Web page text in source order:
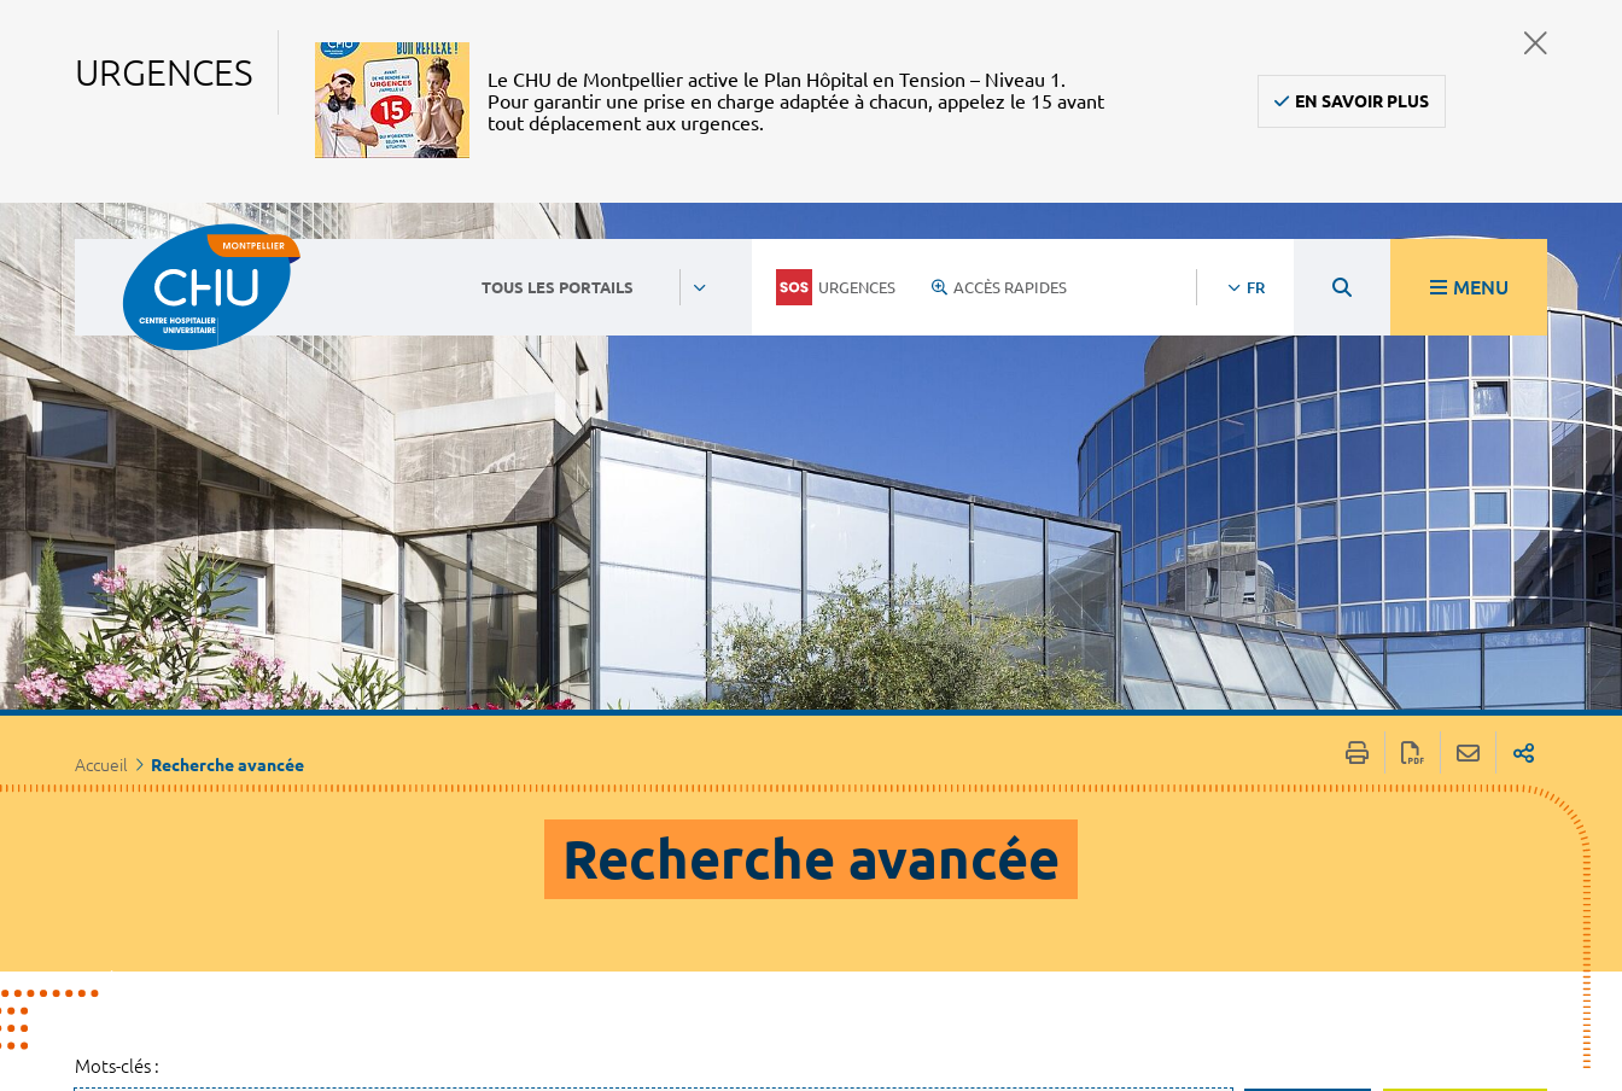
URGENCES
Le CHU de Montpellier active le Plan Hôpital en Tension – Niveau 1.
Pour garantir une prise en charge adaptée à chacun, appelez le 15 avant
tout déplacement aux urgences.
EN SAVOIR PLUS
TOUS LES PORTAILS URGENCES ACCÈS RAPIDES FR MENU
Accueil Recherche avancée
Recherche avancée
Mots-clés :